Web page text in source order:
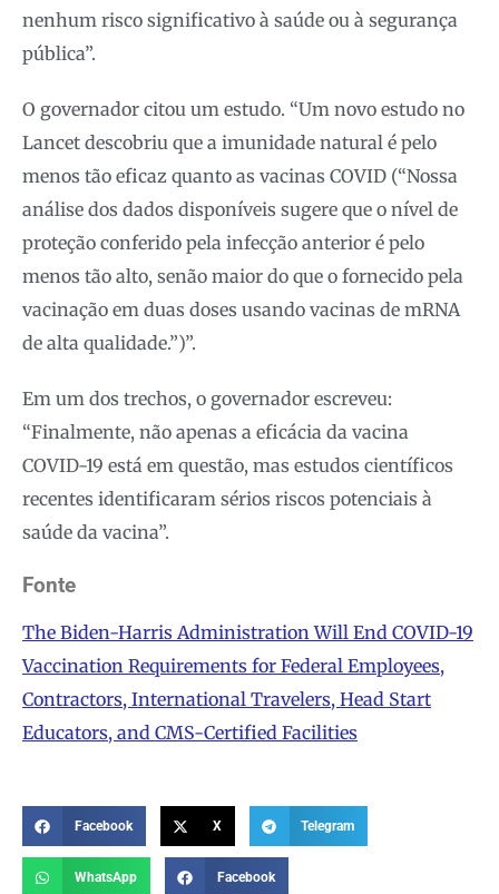
nenhum risco significativo à saúde ou à segurança
pública”.
O governador citou um estudo. “Um novo estudo no
Lancet descobriu que a imunidade natural é pelo
menos tão eficaz quanto as vacinas COVID (“Nossa
análise dos dados disponíveis sugere que o nível de
proteção conferido pela infecção anterior é pelo
menos tão alto, senão maior do que o fornecido pela
vacinação em duas doses usando vacinas de mRNA
de alta qualidade.”)”.
Em um dos trechos, o governador escreveu:
“Finalmente, não apenas a eficácia da vacina
COVID-19 está em questão, mas estudos científicos
recentes identificaram sérios riscos potenciais à
saúde da vacina”.
Fonte
The Biden-⁠Harris Administration Will End COVID-⁠19
Vaccination Requirements for Federal Employees,
Contractors, International Travelers, Head Start
Educators, and CMS-Certified Facilities
Facebook X Telegram
WhatsApp Facebook